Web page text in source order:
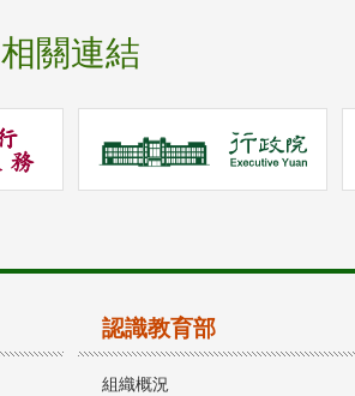
相關連結
認識教育部
組織概況